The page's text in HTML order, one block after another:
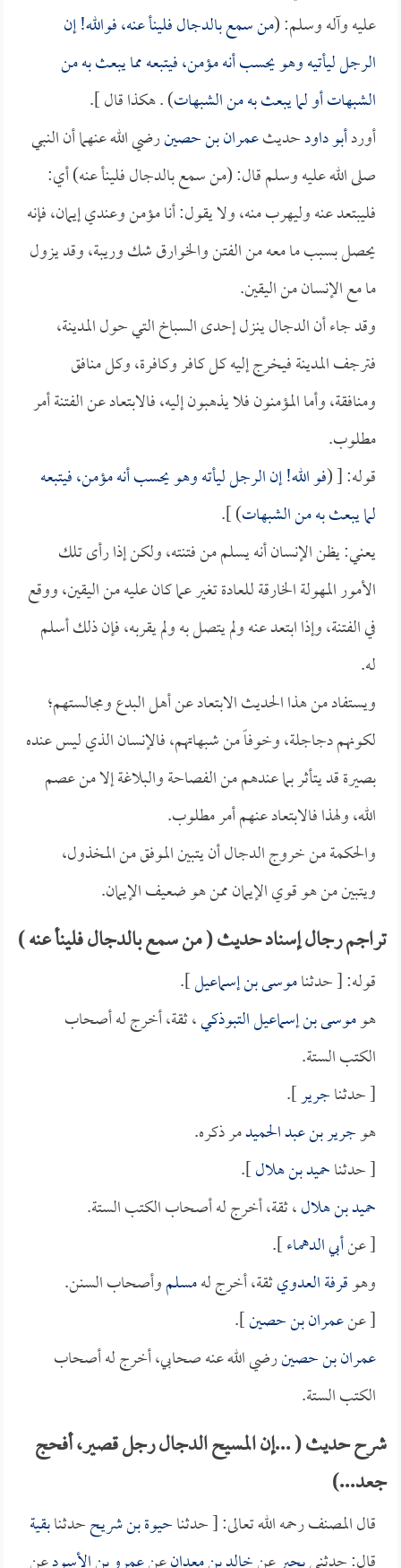
عليه وآله وسلم: (من سمع بالدجال فلينأ عنه، فوالله! إن
الرجل ليأتيه وهو يحسب أنه مؤمن، فيتبعه مما يبعث به من
الشبهات أو لما يبعث به من الشبهات) . هكذا قال ].
أوردأبو داودحديثعمران بن حصينرضي الله عنهما أن النبي
صلى الله عليه وسلم قال: (من سمع بالدجال فلينأ عنه) أي:
فليبتعد عنه وليهرب منه، ولا يقول: أنا مؤمن وعندي إيمان، فإنه
يحصل بسبب ما معه من الفتن والخوارق شك وريبة، وقد يزول
ما مع الإنسان من اليقين.
وقد جاء أن الدجال ينزل إحدى السباخ التي حول المدينة،
فترجف المدينة فيخرج إليه كل كافر وكافرة، وكل منافق
ومنافقة، وأما المؤمنون فلا يذهبون إليه، فالابتعاد عن الفتنة أمر
مطلوب.
قوله: [ (فو الله! إن الرجل ليأته وهو يحسب أنه مؤمن، فيتبعه
لما يبعث به من الشبهات) ].
يعني: يظن الإنسان أنه يسلم من فتنته، ولكن إذا رأى تلك
الأمور المهولة الخارقة للعادة تغير عما كان عليه من اليقين، ووقع
في الفتنة، وإذا ابتعد عنه ولم يتصل به ولم يقربه، فإن ذلك أسلم
له.
ويستفاد من هذا الحديث الابتعاد عن أهل البدع ومجالستهم؛
لكونهم دجاجلة، وخوفاً من شبهاتهم، فالإنسان الذي ليس عنده
بصيرة قد يتأثر بما عندهم من الفصاحة والبلاغة إلا من عصم
الله، ولهذا فالابتعاد عنهم أمر مطلوب.
والحكمة من خروج الدجال أن يتبين الموفق من المخذول،
ويتبين من هو قوي الإيمان ممن هو ضعيف الإيمان.
تراجم رجال إسناد حديث ( من سمع بالدجال فلينأ عنه )
قوله: [ حدثناموسى بن إسماعيل].
هوموسى بن إسماعيل التبوذكي، ثقة، أخرج له أصحاب
الكتب الستة.
[ حدثناجرير].
هوجرير بن عبد الحميدمر ذكره.
[ حدثناحميد بن هلال].
حميد بن هلال، ثقة، أخرج له أصحاب الكتب الستة.
[ عنأبي الدهماء].
وهوقرفة العدويثقة، أخرج لهمسلموأصحاب السنن.
[ عنعمران بن حصين].
عمران بن حصينرضي الله عنه صحابي، أخرج له أصحاب
الكتب الستة.
شرح حديث ( ...إن المسيح الدجال رجل قصير، أفحج
جعد...)
قال المصنف رحمه الله تعالى: [ حدثناحيوة بن شريححدثنابقية